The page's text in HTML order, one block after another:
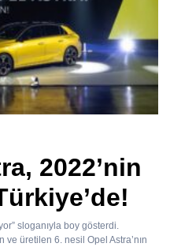
2022’nin
sloganıyla boy gösterdi.
üretilen 6. nesil Opel Astra’nın